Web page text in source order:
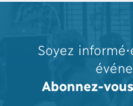
Soyez
Abonnez-